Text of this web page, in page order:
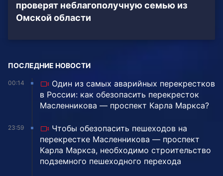
проверят неблагополучную семью из
Омской области
ПОСЛЕДНИЕ НОВОСТИ
00:14
Один из самых аварийных перекрестков
в России: как обезопасить перекресток
Масленникова — проспект Карла Маркса?
23:59
Чтобы обезопасить пешеходов на
перекрестке Масленникова — проспект
Карла Маркса, необходимо строительство
подземного пешеходного перехода